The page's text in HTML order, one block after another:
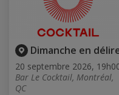
Dimanche en
20 septembre 2026,
Bar Le Cocktail, Montréal,
QC